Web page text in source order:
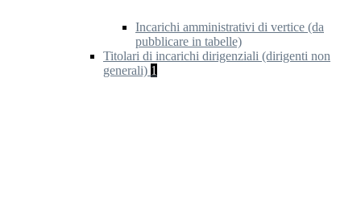
Incarichi amministrativi di vertice (da
pubblicare in tabelle)
Titolari di incarichi dirigenziali (dirigenti non
generali) 1